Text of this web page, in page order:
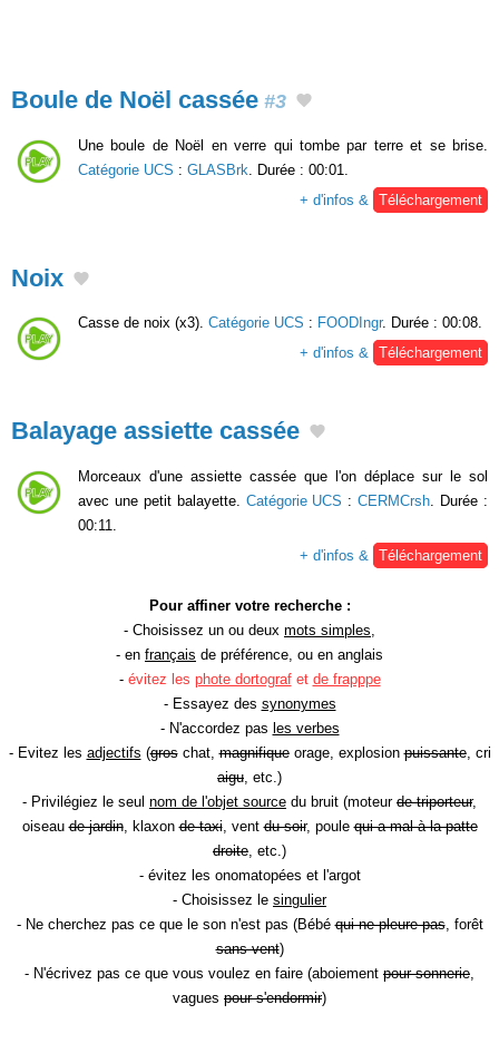
Boule de Noël cassée #3
Une boule de Noël en verre qui tombe par terre et se brise.
Catégorie UCS : GLASBrk . Durée : 00:01.
+ d'infos &
Téléchargement
Noix
Casse de noix (x3). Catégorie UCS : FOODIngr. Durée : 00:08.
+ d'infos & Téléchargement
Balayage assiette cassée
Morceaux d'une assiette cassée que l'on déplace sur le sol
avec une petit balayette. Catégorie UCS :CERMCrsh. Durée :
00:11.
+ d'infos & Téléchargement
Pour affiner votre recherche :
- Choisissez un ou deux mots simples,
- en français de préférence, ou en anglais
- évitez les phote dortografet de frapppe
- Essayez des synonymes
- N'accordez pas les verbes
- Evitez les adjectifs (groschat,magnifiqueorage, explosionpuissante, cri
aigu, etc.)
- Privilégiez le seul nom de l'objet source du bruit (moteur de triporteur,
oiseaude jardin, klaxonde taxi, ventdu soir, poulequi a mal à la patte
droite, etc.)
- évitez les onomatopées et l'argot
- Choisissez le singulier
- Ne cherchez pas ce que le son n'est pas (Bébéqui ne pleure pas, forêt
sans vent)
- N'écrivez pas ce que vous voulez en faire (aboiement pour sonnerie,
vagues pour s'endormir)